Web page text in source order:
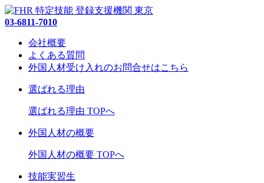
03-6811-7010
会社概要
よくある質問
外国人材受け入れのお問合せはこちら
選ばれる理由
選ばれる理由 TOPへ
外国人材の概要
外国人材の概要 TOPへ
技能実習生